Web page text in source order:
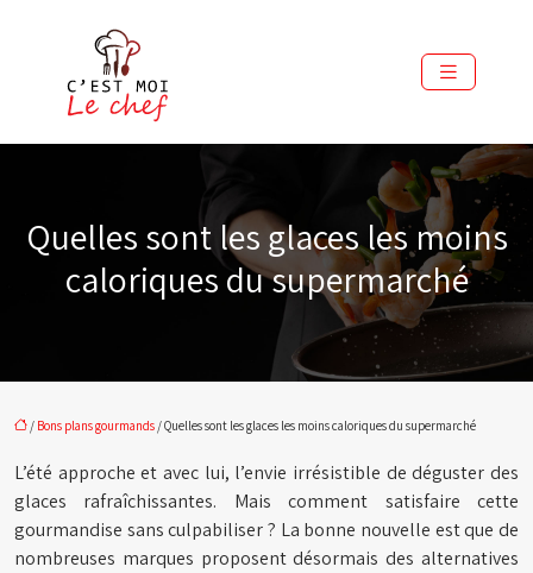
Quelles sont les glaces les moins
caloriques du supermarché
/ Bons plans gourmands / Quelles sont les glaces les moins caloriques du supermarché
L’été approche et avec lui, l’envie irrésistible de déguster des
glaces rafraîchissantes. Mais comment satisfaire cette
gourmandise sans culpabiliser ? La bonne nouvelle est que de
nombreuses marques proposent désormais des alternatives